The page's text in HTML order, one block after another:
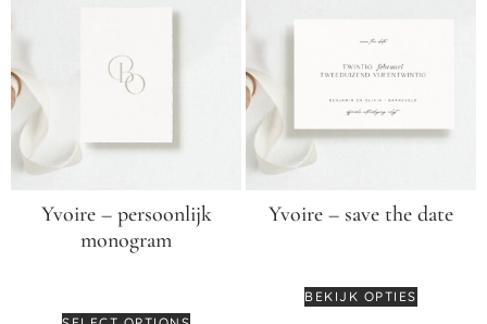
Yvoire – persoonlijk
monogram
Yvoire – save the date
BEKIJK OPTIES